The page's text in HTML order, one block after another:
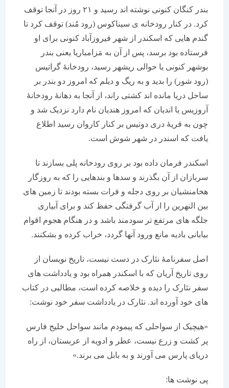
بندر کنگان کنونی نوشته اند رسید و ۲۱ روز در آنجا توقف
کرد. در کنار رودخانه ی سیناکوس (رود مُند) توقف کرد تا
گندم هایی که اسکندر از شهر فیروزآباد کنونی برای او
فرستاده بود برسد، پس از آن به مَزامباریا یعنی بندر
بوشهر کنونی یا حوالی ریشهر رسید، رودخانۀ گراتیس
(رود شور) را بدید و به ریگ و دیلم که امروز دو بندر بر
ساحل دریا مانده اند کشتی راند، از آنجا به دهانۀ رودخانۀ
آروزیس یا اندیان که امروز هندیان نام دارد نزدیک شد و
چون به قریۀ دری دوتیس بر کنار کاروان رسید اطلاع
یافت که اسندر در شهر شوش است.
اسکندر فرمان داده بود بر روی رودخانه پلی بسازند تا
سربازان از آن بگذرند و سدها و بندهایی را که به روزگار
هخامنشیان بر روی دجله و فرات بسته بودند تا زمین های
بین النهرین را از آب گرفتگی حفظ کند و برای آبیاری
جلگه های مرتفع تر سودمند باشد و در هنگام هجوم اقوام
بیابانی بادیه مانع ورود آنها گردد، خراب کرده و بشکنند.
اصل سفرنامۀ نئارک در دست نیست، تاریخ نویسان از
روی تاریخ آریان که با اسکندر همراه بود و یادداشت های
سفر نئارک را دیده و خلاصه کرده است، مطالبی در کتاب
های خود آورده اند. نئارک در یادداشت سفر خود نوشت:
«هیچیک از سواحلی که پیمودم مانند سواحل خلیج فارس
پر کشت و زرع نیست، عطر و ادویه از عربستان، از راه
دریای پارس می آورند و به بابل می برند.»
پی نوشت ها: